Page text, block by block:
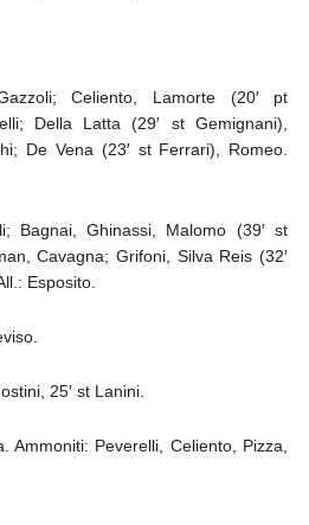
Celiento, Lamorte (20′ pt
Della Latta (29′ st Gemignani),
De Vena (23′ st Ferrari), Romeo.
Bagnai, Ghinassi, Malomo (39′ st
Cavagna; Grifoni, Silva Reis (32′
Esposito.
25′ st Lanini.
Ammoniti: Peverelli, Celiento, Pizza,